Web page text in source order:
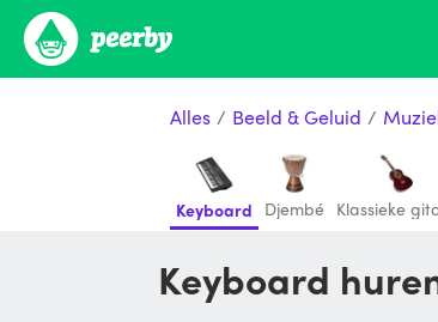
Alles / Beeld & Geluid /
Keyboard Djembé Klassieke
Keyboard